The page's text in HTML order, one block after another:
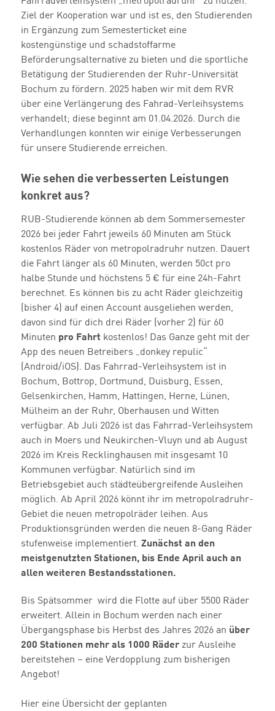
Ziel der Kooperation war und ist es, den Studierenden
in Ergänzung zum Semesterticket eine
kostengünstige und schadstoffarme
Beförderungsalternative zu bieten und die sportliche
Betätigung der Studierenden der Ruhr-Universität
Bochum zu fördern. 2025 haben wir mit dem RVR
über eine Verlängerung des Fahrad-Verleihsystems
verhandelt; diese beginnt am 01.04.2026. Durch die
Verhandlungen konnten wir einige Verbesserungen
für unsere Studierende erreichen.
Wie sehen die verbesserten Leistungen
konkret aus?
RUB-Studierende können ab dem Sommersemester
2026 bei jeder Fahrt jeweils 60 Minuten am Stück
kostenlos Räder von metropolradruhr nutzen. Dauert
die Fahrt länger als 60 Minuten, werden 50ct pro
halbe Stunde und höchstens 5 € für eine 24h-Fahrt
berechnet. Es können bis zu acht Räder gleichzeitig
(bisher 4) auf einen Account ausgeliehen werden,
davon sind für dich drei Räder (vorher 2) für 60
Minuten pro Fahrt kostenlos! Das Ganze geht mit der
App des neuen Betreibers „donkey repulic“
(Android/iOS). Das Fahrrad-Verleihsystem ist in
Bochum, Bottrop, Dortmund, Duisburg, Essen,
Gelsenkirchen, Hamm, Hattingen, Herne, Lünen,
Mülheim an der Ruhr, Oberhausen und Witten
verfügbar. Ab Juli 2026 ist das Fahrrad-Verleihsystem
auch in Moers und Neukirchen-Vluyn und ab August
2026 im Kreis Recklinghausen mit insgesamt 10
Kommunen verfügbar. Natürlich sind im
Betriebsgebiet auch städteübergreifende Ausleihen
möglich. Ab April 2026 könnt ihr im metropolradruhr-
Gebiet die neuen metropolräder leihen. Aus
Produktionsgründen werden die neuen 8-Gang Räder
stufenweise implementiert. Zunächst an den
meistgenutzten Stationen, bis Ende April auch an
allen weiteren Bestandsstationen.
Bis Spätsommer wird die Flotte auf über 5500 Räder
erweitert. Allein in Bochum werden nach einer
Übergangsphase bis Herbst des Jahres 2026 an über
200 Stationen mehr als 1000 Räder zur Ausleihe
bereitstehen – eine Verdopplung zum bisherigen
Angebot!
Hier eine Übersicht der geplanten